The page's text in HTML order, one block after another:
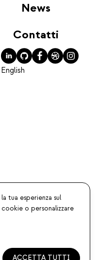
News
Contatti
English
registrato, tutti i diritti
tua esperienza sul
o personalizzare
ACCETTA TUTTI